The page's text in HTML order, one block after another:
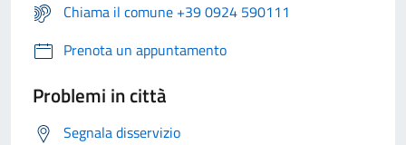
Chiama il comune +39 0924 590111
Prenota un appuntamento
Problemi in città
Segnala disservizio